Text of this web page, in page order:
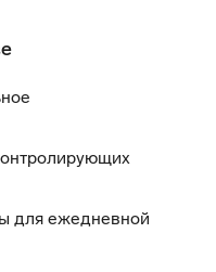
для ежедневной